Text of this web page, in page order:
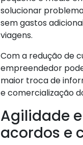
solucionar
sem gastos
viagens.
Com a redução de
empreendedor
maior troca de
e comercialização
Agilidade
acordos e